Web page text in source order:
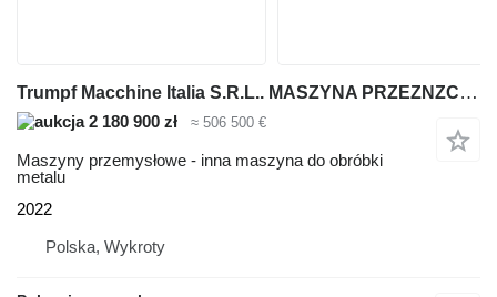
Trumpf Macchine Italia S.R.L.. MASZYNA PRZEZNZCZONA DO WYPALANIA DETELI
2 180 900 zł ≈ 506 500 €
Maszyny przemysłowe - inna maszyna do obróbki
metalu
2022
Polska, Wykroty